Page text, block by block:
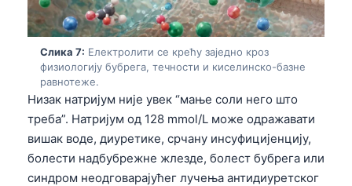
Слика 7: Електролити се крећу заједно кроз
физиологију бубрега, течности и киселинско-базне
равнотеже.
Низак натријум није увек “мање соли него што
треба”. Натријум од 128 mmol/L може одражавати
вишак воде, диуретике, срчану инсуфицијенцију,
болести надбубрежне жлезде, болест бубрега или
синдром неодговарајућег лучења антидиуретског
Azərbaycan dili
Eesti
日本語
Čeština
ქართული
Lietuvių kalba